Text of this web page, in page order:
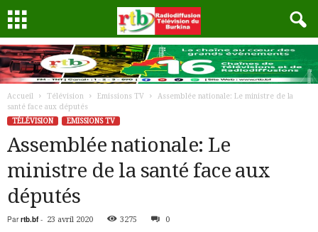
Accueil Télévision Emissions TV
Assemblée nationale: Le ministre de la
santé face aux députés
TÉLÉVISION
EMISSIONS TV
Assemblée nationale: Le
ministre de la santé face aux
députés
Par rtb.bf- 23 avril 2020 3275 0